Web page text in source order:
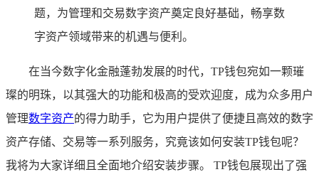
题，为管理和交易数字资产奠定良好基础，畅享数
字资产领域带来的机遇与便利。
在当今数字化金融蓬勃发展的时代，TP钱包宛如一颗璀
璨的明珠，以其强大的功能和极高的受欢迎度，成为众多用户
管理数字资产的得力助手，它为用户提供了便捷且高效的数字
资产存储、交易等一系列服务，究竟该如何安装TP钱包呢？
我将为大家详细且全面地介绍安装步骤。 TP钱包展现出了强